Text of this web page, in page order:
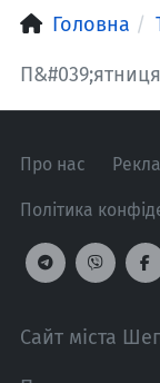
Головна
Про нас
Політика
Сайт міста